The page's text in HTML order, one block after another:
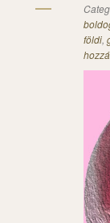
földi,